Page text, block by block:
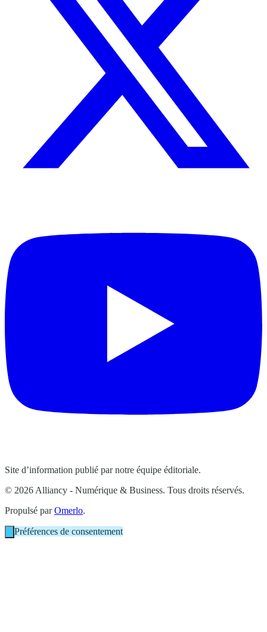
Site d’information publié par notre équipe éditoriale.
© 2026 Alliancy - Numérique & Business. Tous droits réservés.
Propulsé parOmerlo.
Préférences de consentement